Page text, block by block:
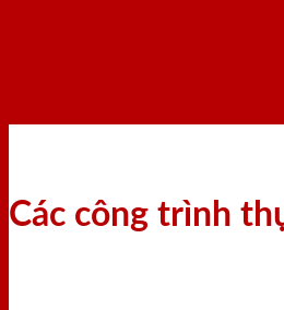
Các công trình